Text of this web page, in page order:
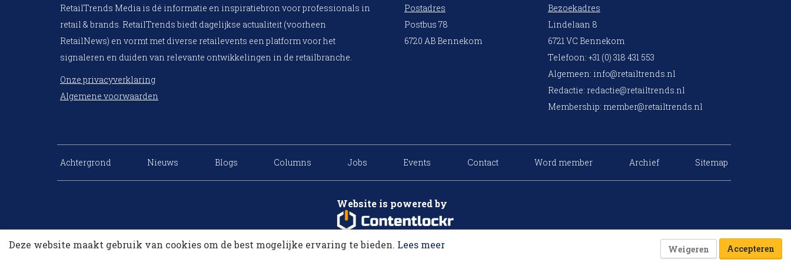
RetailTrends Media is dé informatie en inspiratiebron voor professionals in
retail & brands. RetailTrends biedt dagelijkse actualiteit (voorheen
RetailNews) en vormt met diverse retailevents een platform voor het
signaleren en duiden van relevante ontwikkelingen in de retailbranche.
Onze privacyverklaring
Algemene voorwaarden
Postadres
Postbus 78
6720 AB Bennekom
Bezoekadres
Lindelaan 8
6721 VC Bennekom
Telefoon: +31 (0) 318 431 553
Algemeen: info@retailtrends.nl
Redactie: redactie@retailtrends.nl
Membership: member@retailtrends.nl
Achtergrond Nieuws Blogs Columns Jobs Events Contact Word member Archief Sitemap
Website is powered by
Deze website maakt gebruik van cookies om de best mogelijke ervaring te bieden. Lees meer Weigeren Accepteren